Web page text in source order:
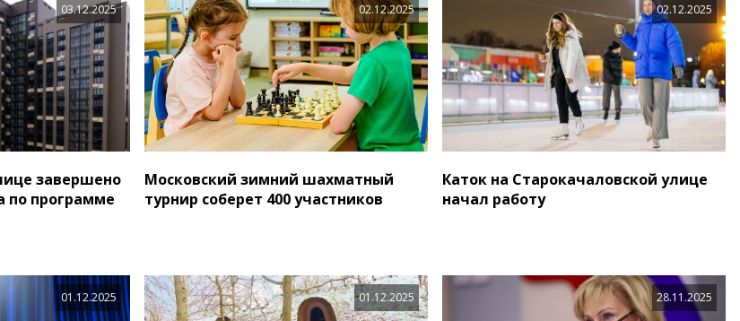
03.12.2025
завершено
по программе
02.12.2025
Московский зимний шахматный
турнир соберет 400 участников
02.12.2025
Каток на Старокачаловской улице
начал работу
01.12.2025 01.12.2025 28.11.2025